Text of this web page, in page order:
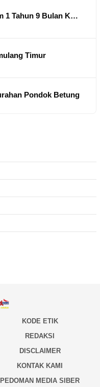
1 Tahun 9 Bulan K…
Timur
Pondok Betung
KODE ETIK
REDAKSI
DISCLAIMER
KONTAK KAMI
PEDOMAN MEDIA SIBER